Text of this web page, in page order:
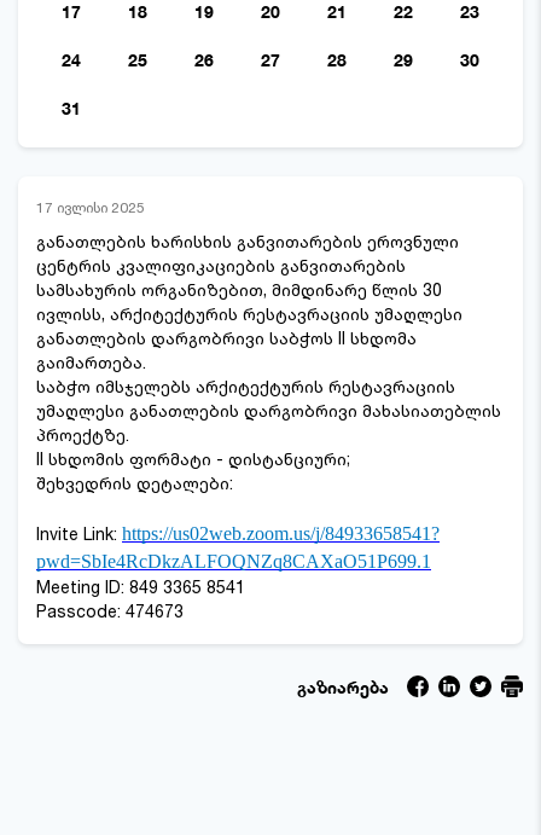
17 18 19 20 21 22 23
24 25 26 27 28 29 30
31
17 ივლისი 2025
განათლების ხარისხის განვითარების ეროვნული
ცენტრის კვალიფიკაციების განვითარების
სამსახურის ორგანიზებით, მიმდინარე წლის 30
ივლისს, არქიტექტურის რესტავრაციის უმაღლესი
განათლების დარგობრივი საბჭოს II სხდომა
გაიმართება.
საბჭო იმსჯელებს არქიტექტურის რესტავრაციის
უმაღლესი განათლების დარგობრივი მახასიათებლის
პროექტზე.
II სხდომის ფორმატი - დისტანციური;
შეხვედრის დეტალები:
Invite Link: https://us02web.zoom.us/j/84933658541?
pwd=SbIe4RcDkzALFOQNZq8CAXaO51P699.1
Meeting ID: 849 3365 8541
Passcode: 474673
გაზიარება